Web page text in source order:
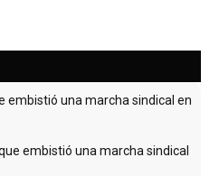
embistió una marcha sindical en